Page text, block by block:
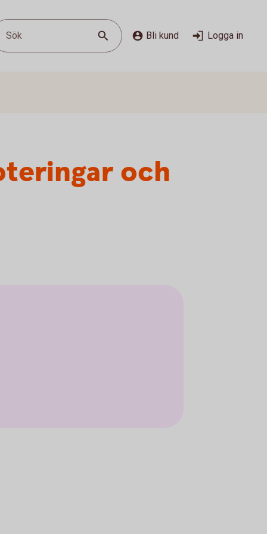
Sök Bli kund Logga in
och